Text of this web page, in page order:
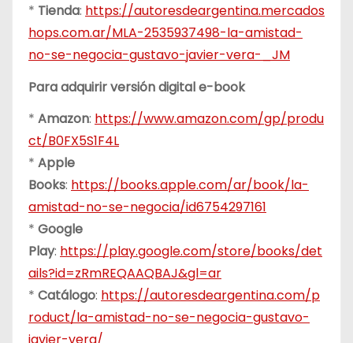
* Tienda: https://autoresdeargentina.mercados
hops.com.ar/MLA-2535937498-la-amistad-
no-se-negocia-gustavo-javier-vera-_JM
Para adquirir versión digital e-book
* Amazon: https://www.amazon.com/gp/produ
ct/B0FX5S1F4L
* Apple
Books: https://books.apple.com/ar/book/la-
amistad-no-se-negocia/id6754297161
* Google
Play: https://play.google.com/store/books/det
ails?id=zRmREQAAQBAJ&gl=ar
* Catálogo: https://autoresdeargentina.com/p
roduct/la-amistad-no-se-negocia-gustavo-